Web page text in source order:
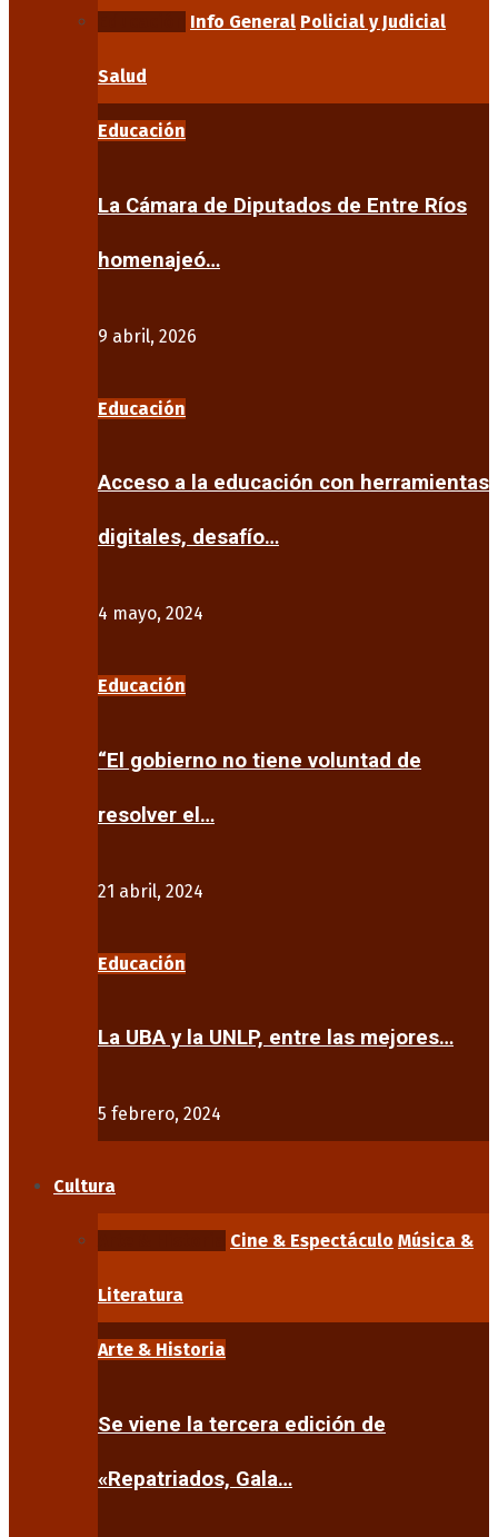
Info General Policial y Judicial
Salud
Educación
La Cámara de Diputados de Entre Ríos
homenajeó…
9 abril, 2026
Educación
Acceso a la educación con herramientas
digitales, desafío…
4 mayo, 2024
Educación
“El gobierno no tiene voluntad de
resolver el…
21 abril, 2024
Educación
La UBA y la UNLP, entre las mejores…
5 febrero, 2024
Cultura
Cine & Espectáculo Música &
Literatura
Arte & Historia
Se viene la tercera edición de
«Repatriados, Gala…